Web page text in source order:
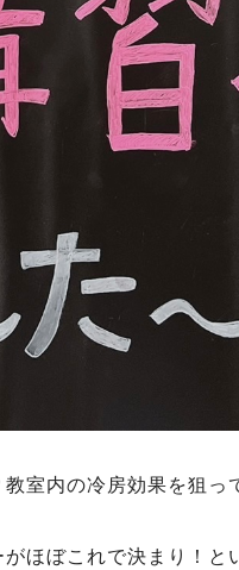
室内の冷房効果を狙っ
ほぼこれで決まり！と